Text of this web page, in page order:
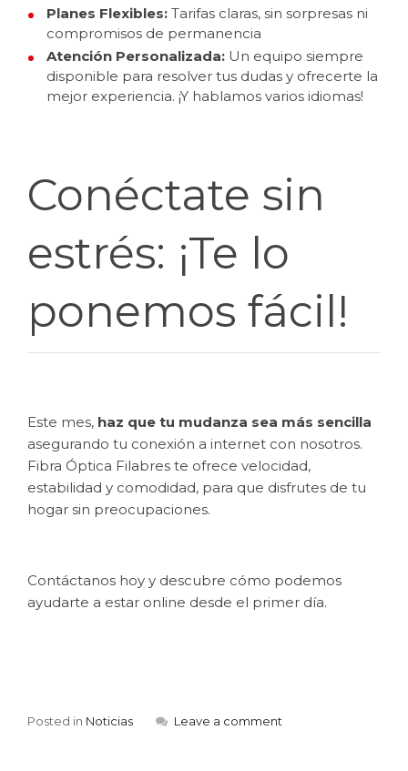
Planes Flexibles: Tarifas claras, sin sorpresas ni
compromisos de permanencia
Atención Personalizada: Un equipo siempre
disponible para resolver tus dudas y ofrecerte la
mejor experiencia. ¡Y hablamos varios idiomas!
Conéctate sin
estrés: ¡Te lo
ponemos fácil!
Este mes, haz que tu mudanza sea más sencilla
asegurando tu conexión a internet con nosotros.
Fibra Óptica Filabres te ofrece velocidad,
estabilidad y comodidad, para que disfrutes de tu
hogar sin preocupaciones.
Contáctanos hoy y descubre cómo podemos
ayudarte a estar online desde el primer día.
Posted in Noticias Leave a comment